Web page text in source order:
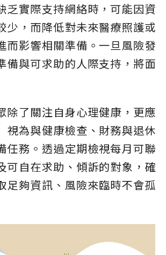
乏實際支持網絡時，可能因資
少，而降低對未來醫療照護或
而影響相關準備。一旦風險發
備與可求助的人際支持，將面
除了關注自身心理健康，更應
視為與健康檢查、財務與退休
任務。透過定期檢視每月可聯
可自在求助、傾訴的對象，確
足夠資訊、風險來臨時不會孤